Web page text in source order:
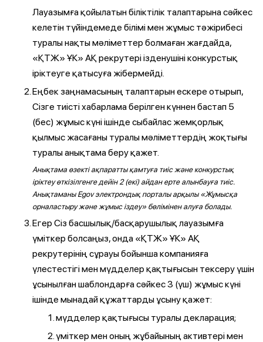
Лауазымға қойылатын біліктілік талаптарына сәйкес
келетін түйіндемеде білімі мен жұмыс тәжірибесі
туралы нақты мәліметтер болмаған жағдайда,
«ҚТЖ» ҰК» АҚ рекрутері ізденушіні конкурстық
іріктеуге қатысуға жібермейді.
Еңбек заңнамасының талаптарын ескере отырып,
Сізге тиісті хабарлама берілген күннен бастап 5
(бес) жұмыс күні ішінде сыбайлас жемқорлық
қылмыс жасағаны туралы мәліметтердің жоқтығы
туралы анықтама беру қажет.
Анықтама өзекті ақпаратты қамтуға тиіс және конкурстық
іріктеу өткізілгенге дейін 2 (екі) айдан ерте алынбауға тиіс.
Анықтаманы Egov электрондық порталы арқылы «Жұмысқа
орналастыру және жұмыс іздеу» бөлімінен алуға болады.
Егер Сіз басшылық/басқарушылық лауазымға
үміткер болсаңыз, онда «ҚТЖ» ҰК» АҚ
рекрутерінің сұрауы бойынша компанияға
үлестестігі мен мүдделер қақтығысын тексеру үшін
ұсынылған шаблондарға сәйкес 3 (үш) жұмыс күні
ішінде мынадай құжаттарды ұсыну қажет:
мүдделер қақтығысы туралы декларация;
үміткер мен оның жұбайының активтері мен